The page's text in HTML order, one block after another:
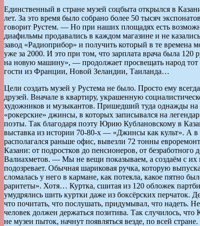
Единственный в стране музей соцбыта открылся в
лет. За это время было собрано более 50 тысяч
говорит Рустем. — Но при наших площадях есть
диафильмы продавались в каждом магазине и не
завод «Радиоприбор» и получить который в те времена
уже за 2000. И это при том, что зарплата врача была
на новую машину», — продолжает просвещать народ
гости из Франции, Новой Зеландии, Таиланда…
Цели создать музей у Рустема не было. Просто ему
друзей. Вначале в квартиру, украшенную
художников и музыкантов. Пришедший туда однажды на
«рокерские» джинсы, в которых записывался на
поэты. Так благодаря поэту Юрию Кублановскому в
выставка из истории 70-80-х — «Джинсы как культ». А в
располагался раньше офис, вывезли 72 тонны
Казани: от подростков до пенсионеров, от
Валиахметов. — Мы не вещи показываем, а создаём с их
подозревает. Обычная шариковая ручка, которую
сломалась у него в кармане, как потекла, какое пятно
раритеты». Хотя… Куртка, сшитая из 120 обложек
умудрялись шить куртки даже из боксёрских перчаток.
что почитать, что послушать, придумывал, что надеть.
человек должен держаться позитива. Так случилось,
не музеи пыток, начнут появляться везде, по всей